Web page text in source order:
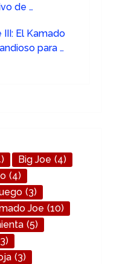
de …
III: El Kamado
para …
Big Joe (4)
(4)
(3)
Joe (10)
(5)
(3)